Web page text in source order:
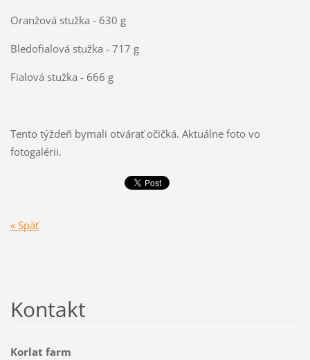
Oranžová stužka - 630 g
Bledofialová stužka - 717 g
Fialová stužka - 666 g
Tento týždeň bymali otvárať očičká. Aktuálne foto vo
fotogalérii.
« Späť
Kontakt
Korlat farm